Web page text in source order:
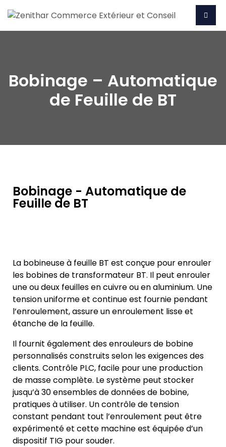
Bobinage – Automatique
de Feuille de BT
Bobinage - Automatique de
Feuille de BT
La bobineuse à feuille BT est conçue pour enrouler
les bobines de transformateur BT. Il peut enrouler
une ou deux feuilles en cuivre ou en aluminium. Une
tension uniforme et continue est fournie pendant
l’enroulement, assure un enroulement lisse et
étanche de la feuille.
Il fournit également des enrouleurs de bobine
personnalisés construits selon les exigences des
clients. Contrôle PLC, facile pour une production
de masse complète. Le système peut stocker
jusqu’à 30 ensembles de données de bobine,
pratiques à utiliser. Un contrôle de tension
constant pendant tout l’enroulement peut être
expérimenté et cette machine est équipée d’un
dispositif TIG pour souder.